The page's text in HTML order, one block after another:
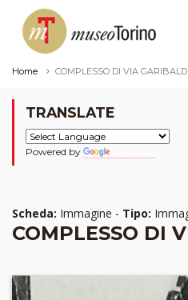
Home COMPLESSO DI VIA GARIBALDI
TRANSLATE
Powered by
Scheda: Immagine - Tipo:
COMPLESSO DI